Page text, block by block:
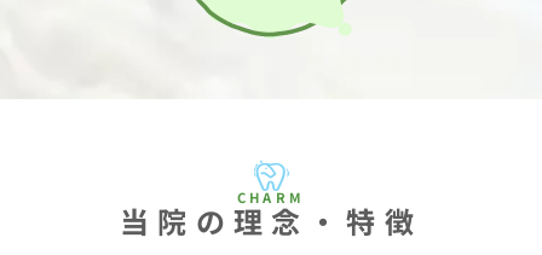
当院の理念・特徴